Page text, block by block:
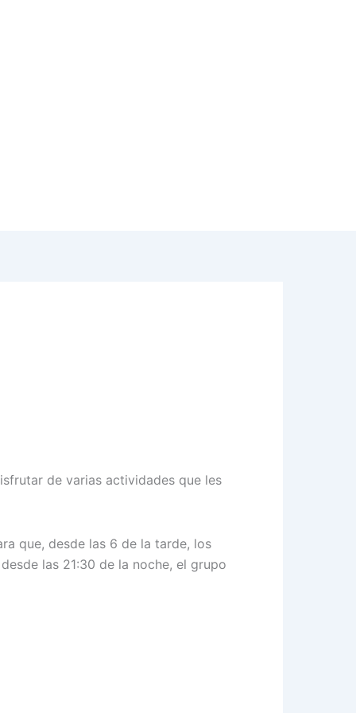
de varias actividades que les
que, desde las 6 de la tarde, los
las 21:30 de la noche, el grupo